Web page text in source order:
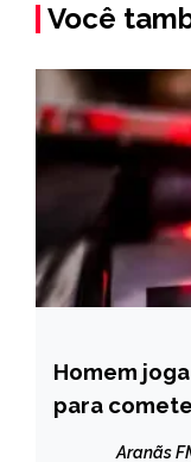
Você
MINAS
GERAIS
NOTÍCIAS
Homem
para
Aranãs